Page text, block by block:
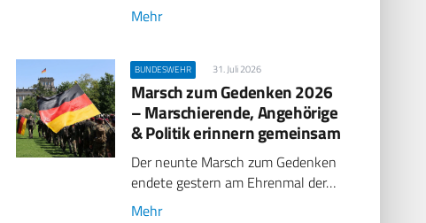
Mehr
BUNDESWEHR 31. Juli 2026
Marsch zum Gedenken 2026
– Marschierende, Angehörige
& Politik erinnern gemeinsam
Der neunte Marsch zum Gedenken
endete gestern am Ehrenmal der…
Mehr